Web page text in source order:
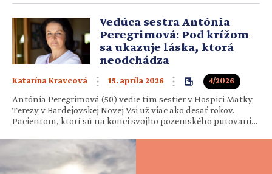
motivuje? V čom je odvaha kresťanov iná? Od detstva nás
fascinovali odvážni hrdinovia či hrdinky,…
Vedúca sestra Antónia
Peregrimová: Pod krížom
sa ukazuje láska, ktorá
neodchádza
Katarína Kravcová 15. apríla 2026 4/2026
Antónia Peregrimová (50) vedie tím sestier v Hospici Matky
Terezy v Bardejovskej Novej Vsi už viac ako desať rokov.
Pacientom, ktorí sú na konci svojho pozemského putovania,
predovšetkým lásku, pochopenie a dôstojnosť, ktorú si
človek zaslúži do posledného okamihu. Pre väčšinu ľudí je
hospic symbolom konečnej stanice…